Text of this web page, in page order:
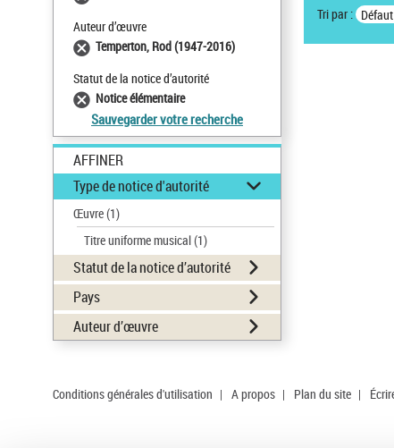
Auteur d’œuvre
Temperton, Rod (1947-2016)
Statut de la notice d’autorité
Notice élémentaire
Sauvegarder votre recherche
AFFINER
Type de notice d'autorité
Œuvre(1)
Titre uniforme musical(1)
Statut de la notice d’autorité
Pays
Auteur d’œuvre
Tri par : Défaut
Conditions générales d'utilisation | A propos | Plan du site |